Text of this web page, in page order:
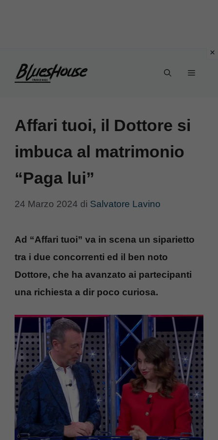
Menu
Affari tuoi, il Dottore si
imbuca al matrimonio
“Paga lui”
24 Marzo 2024 di Salvatore Lavino
Ad “Affari tuoi” va in scena un siparietto
tra i due concorrenti ed il ben noto
Dottore, che ha avanzato ai partecipanti
una richiesta a dir poco curiosa.